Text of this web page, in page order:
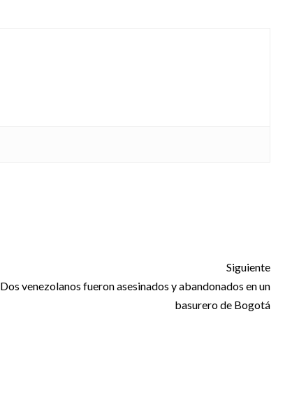
Siguiente
Dos venezolanos fueron asesinados y abandonados en un
basurero de Bogotá